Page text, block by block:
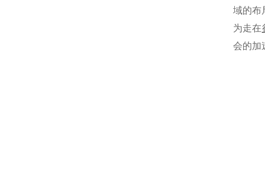
域的布
为走在
会的加